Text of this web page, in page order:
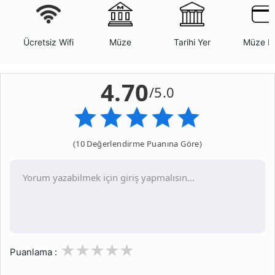
Ücretsiz Wifi Müze Tarihi Yer Müze
4.70/5.0
(10 Değerlendirme Puanına Göre)
Puanlama : 3
2
1